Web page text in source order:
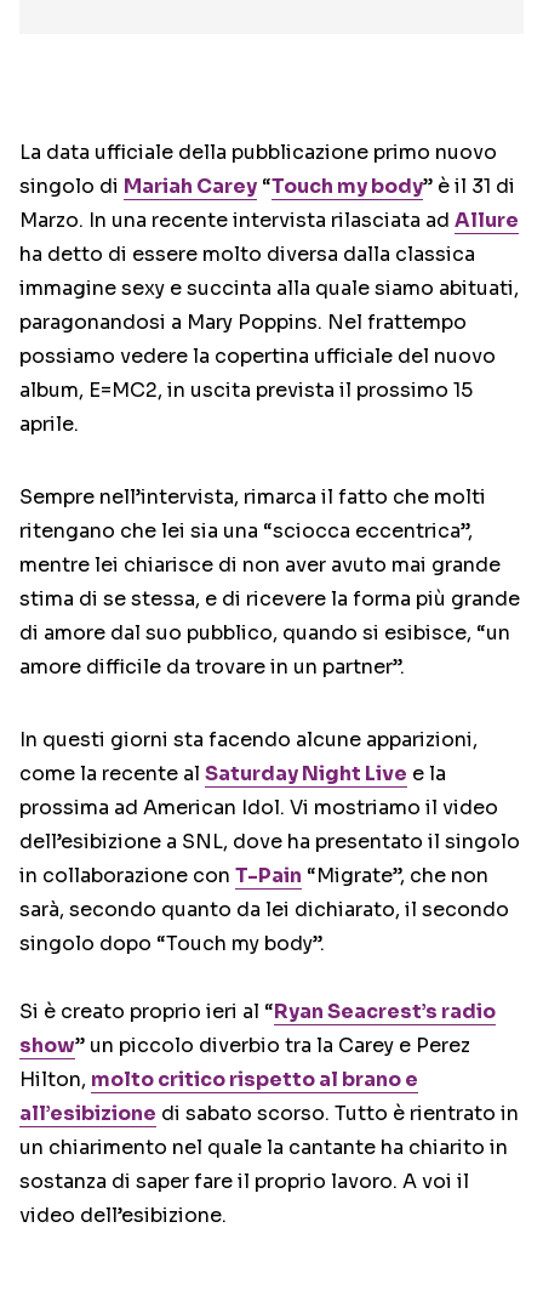
La data ufficiale della pubblicazione primo nuovo
singolo di Mariah Carey “Touch my body” è il 31 di
Marzo. In una recente intervista rilasciata ad Allure
ha detto di essere molto diversa dalla classica
immagine sexy e succinta alla quale siamo abituati,
paragonandosi a Mary Poppins. Nel frattempo
possiamo vedere la copertina ufficiale del nuovo
album, E=MC2, in uscita prevista il prossimo 15
aprile.
Sempre nell’intervista, rimarca il fatto che molti
ritengano che lei sia una “sciocca eccentrica”,
mentre lei chiarisce di non aver avuto mai grande
stima di se stessa, e di ricevere la forma più grande
di amore dal suo pubblico, quando si esibisce, “un
amore difficile da trovare in un partner”.
In questi giorni sta facendo alcune apparizioni,
come la recente al Saturday Night Live e la
prossima ad American Idol. Vi mostriamo il video
dell’esibizione a SNL, dove ha presentato il singolo
in collaborazione con T-Pain “Migrate”, che non
sarà, secondo quanto da lei dichiarato, il secondo
singolo dopo “Touch my body”.
Si è creato proprio ieri al “Ryan Seacrest’s radio
show” un piccolo diverbio tra la Carey e Perez
Hilton, molto critico rispetto al brano e
all’esibizione di sabato scorso. Tutto è rientrato in
un chiarimento nel quale la cantante ha chiarito in
sostanza di saper fare il proprio lavoro. A voi il
video dell’esibizione.